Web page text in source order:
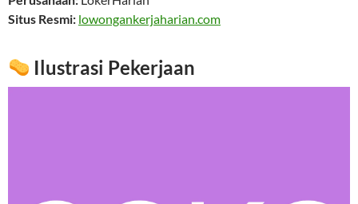
Situs Resmi: lowongankerjaharian.com
Ilustrasi Pekerjaan